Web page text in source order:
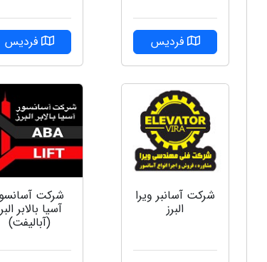
فردیس فردیس
شركت آسانبر ويرا
البرز
شرکت
آسیا بالابر
(آبالیفت)